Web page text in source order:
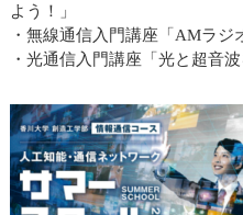
よう！」
・無線通信入門講座「AMラジ
・光通信入門講座「光と超音